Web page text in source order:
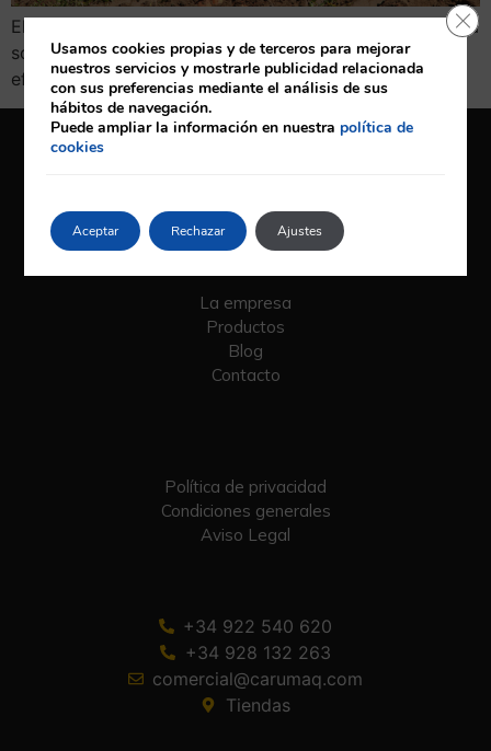
El mantenimiento y la reparación de maquinaria agrícola
son esenciales para asegurar su funcionamiento
eficiente y prolongar su vida útil.
La empresa
Productos
Blog
Contacto
Política de privacidad
Condiciones generales
Aviso Legal
+34 922 540 620
+34 928 132 263
comercial@carumaq.com
Tiendas
Usamos cookies propias y de terceros para mejorar
nuestros servicios y mostrarle publicidad relacionada
con sus preferencias mediante el análisis de sus
hábitos de navegación.
Puede ampliar la información en nuestra política de
cookies
Aceptar Rechazar Ajustes